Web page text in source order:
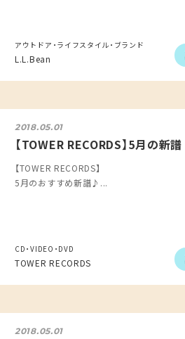
アウトドア・ライフスタイル・ブランド
L.L.Bean
2018.05.01
【TOWER RECORDS】5月の新譜
【TOWER RECORDS】
5月のおすすめ新譜♪...
CD・VIDEO・DVD
TOWER RECORDS
2018.05.01